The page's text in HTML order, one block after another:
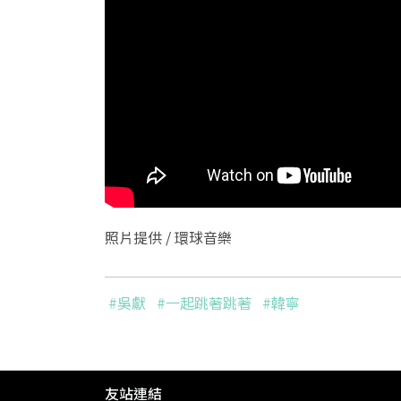
照片提供 / 環球音樂
#吳獻 #一起跳著跳著 #韓寧
友站連結